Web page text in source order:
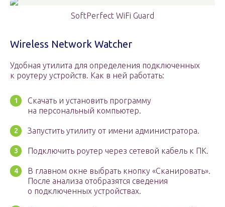
SoftPerfect WiFi Guard
Wireless Network Watcher
Удобная утилита для определения подключенных
к роутеру устройств. Как в ней работать:
Скачать и установить программу
на персональный компьютер.
Запустить утилиту от имени администратора.
Подключить роутер через сетевой кабель к ПК.
В главном окне выбрать кнопку «Сканировать».
После анализа отобразятся сведения
о подключенных устройствах.